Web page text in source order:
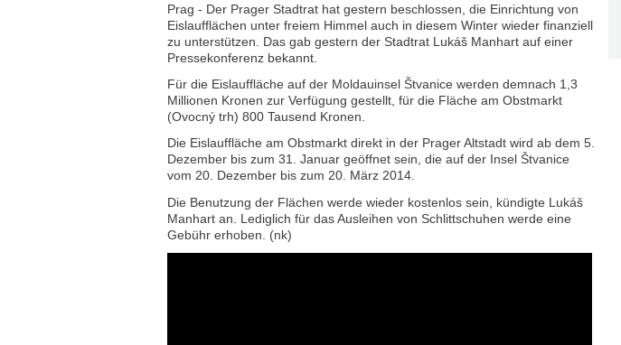
Prag - Der Prager Stadtrat hat gestern beschlossen, die Einrichtung von
Eislaufflächen unter freiem Himmel auch in diesem Winter wieder finanziell
zu unterstützen. Das gab gestern der Stadtrat Lukáš Manhart auf einer
Pressekonferenz bekannt.
Für die Eislauffläche auf der Moldauinsel Štvanice werden demnach 1,3
Millionen Kronen zur Verfügung gestellt, für die Fläche am Obstmarkt
(Ovocný trh) 800 Tausend Kronen.
Die Eislauffläche am Obstmarkt direkt in der Prager Altstadt wird ab dem 5.
Dezember bis zum 31. Januar geöffnet sein, die auf der Insel Štvanice
vom 20. Dezember bis zum 20. März 2014.
Die Benutzung der Flächen werde wieder kostenlos sein, kündigte Lukáš
Manhart an. Lediglich für das Ausleihen von Schlittschuhen werde eine
Gebühr erhoben. (nk)